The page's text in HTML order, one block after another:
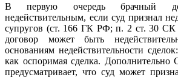
В первую очередь брачный
недействительным, если суд признал
супругов (ст. 166 ГК РФ; п. 2 ст. 30
договор может быть
основаниям недействительности
как оспоримая сделка.
предусматривает, что суд может